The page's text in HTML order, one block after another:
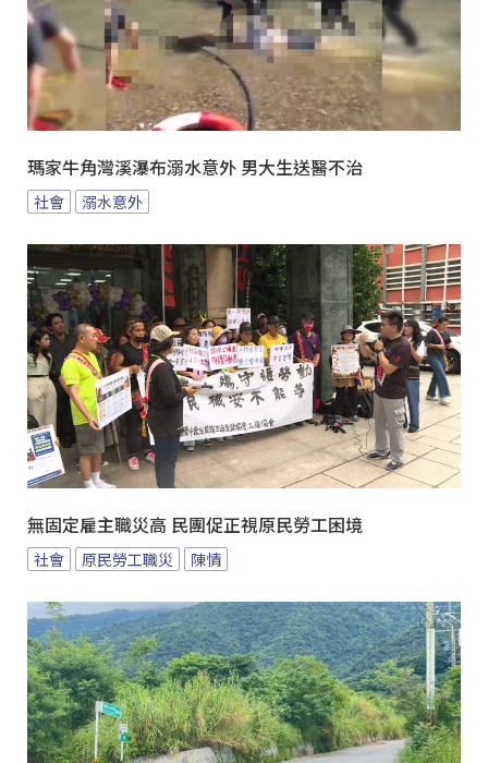
瑪家牛角灣溪瀑布溺水意外 男大生送醫不治
社會 溺水意外
無固定雇主職災高 民團促正視原民勞工困境
社會 原民勞工職災 陳情